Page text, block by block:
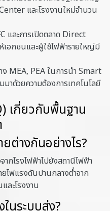
และโรงงานใหม่จำนวน
และการเปิดตลาด Direct
เอกชนและผู้ใช้ไฟฟ้ารายใหญ่มี
MEA, PEA ในการนำ Smart
มาด้วยความต้องการเทคโนโลยี
เกี่ยวกับพื้นฐาน
ต่างกันอย่างไร?
กโรงไฟฟ้าไปยังสถานีไฟฟ้า
ไฟแรงดันปานกลางต่ำจาก
ละโรงงาน
นระบบส่ง?